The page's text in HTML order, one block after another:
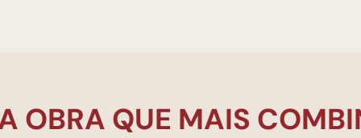
OBRA QUE MAIS